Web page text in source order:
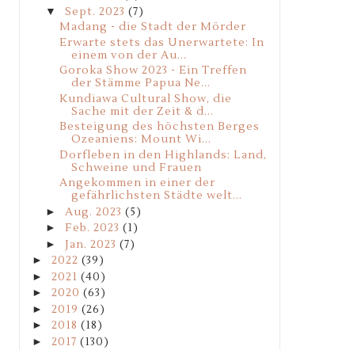
▼ Sept. 2023 (7)
Madang - die Stadt der Mörder
Erwarte stets das Unerwartete: In
einem von der Au...
Goroka Show 2023 - Ein Treffen
der Stämme Papua Ne...
Kundiawa Cultural Show, die
Sache mit der Zeit & d...
Besteigung des höchsten Berges
Ozeaniens: Mount Wi...
Dorfleben in den Highlands: Land,
Schweine und Frauen
Angekommen in einer der
gefährlichsten Städte welt...
► Aug. 2023 (5)
► Feb. 2023 (1)
► Jan. 2023 (7)
► 2022 (39)
► 2021 (40)
► 2020 (63)
► 2019 (26)
► 2018 (18)
► 2017 (130)